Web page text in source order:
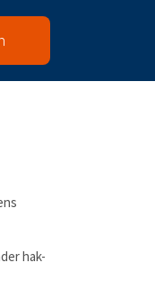
hak-